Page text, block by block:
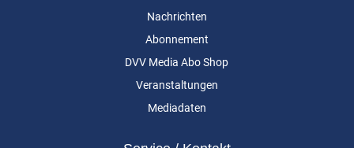
Nachrichten
Abonnement
DVV Media Abo Shop
Veranstaltungen
Mediadaten